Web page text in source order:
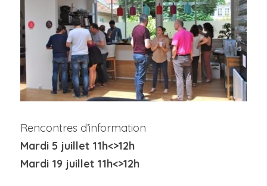
Rencontres d’information
Mardi 5 juillet 11h<>12h
Mardi 19 juillet 11h<>12h